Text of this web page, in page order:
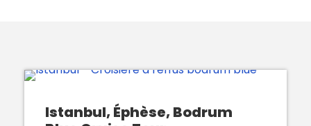
Istanbul, Éphèse, Bodrum